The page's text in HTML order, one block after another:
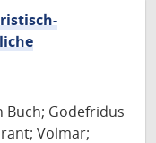
Buch; Godefridus
Volmar;